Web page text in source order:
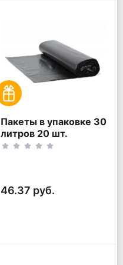
Пакеты в упаковке 30
литров 20 шт.
(20шт*1рул)
46.37 руб.